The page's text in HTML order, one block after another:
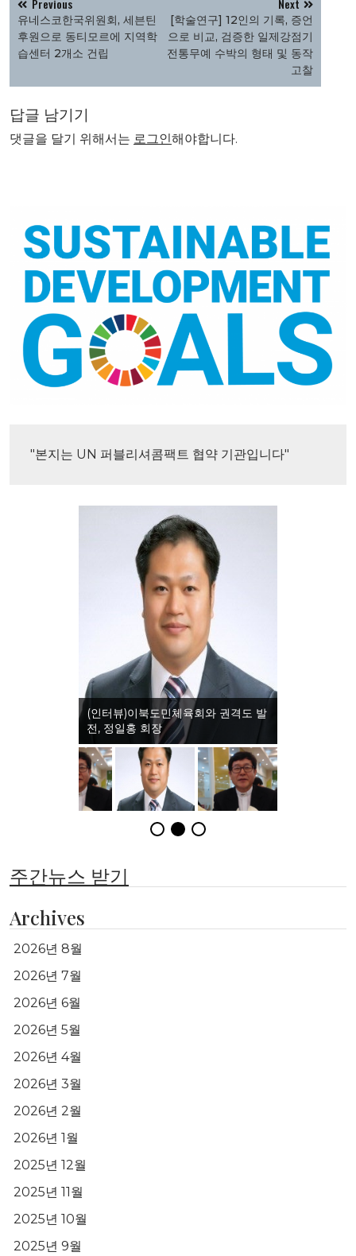
탐
색
Previous
유네스코한국위원회, 세븐틴
후원으로 동티모르에 지역학
습센터 2개소 건립
Next
[학술연구] 12인의 기록, 증언
으로 비교, 검증한 일제강점기
전통무예 수박의 형태 및 동작
고찰
답글 남기기
댓글을 달기 위해서는 로그인해야합니다.
"본지는 UN 퍼블리셔콤팩트 협약 기관입니다"
(인터뷰)이북도민체육회와 권격도 발
전, 정일홍 회장
주간뉴스 받기
Archives
2026년 8월
2026년 7월
2026년 6월
2026년 5월
2026년 4월
2026년 3월
2026년 2월
2026년 1월
2025년 12월
2025년 11월
2025년 10월
2025년 9월